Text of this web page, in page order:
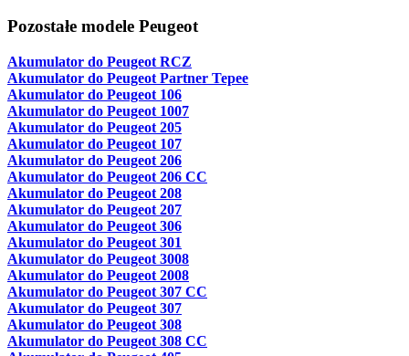
Pozostałe modele Peugeot
Akumulator do Peugeot RCZ
Akumulator do Peugeot Partner Tepee
Akumulator do Peugeot 106
Akumulator do Peugeot 1007
Akumulator do Peugeot 205
Akumulator do Peugeot 107
Akumulator do Peugeot 206
Akumulator do Peugeot 206 CC
Akumulator do Peugeot 208
Akumulator do Peugeot 207
Akumulator do Peugeot 306
Akumulator do Peugeot 301
Akumulator do Peugeot 3008
Akumulator do Peugeot 2008
Akumulator do Peugeot 307 CC
Akumulator do Peugeot 307
Akumulator do Peugeot 308
Akumulator do Peugeot 308 CC